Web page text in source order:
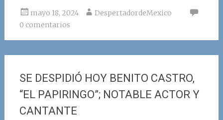
mayo 18, 2024
DespertadordeMexico
0 comentarios
SE DESPIDIÓ HOY BENITO CASTRO,
“EL PAPIRINGO”; NOTABLE ACTOR Y
CANTANTE